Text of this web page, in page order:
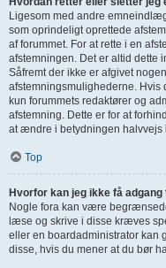
Ligesom med andre
som oprindeligt oprettede
af forummet. For at rette i en
afstemningen. Det er altid dette
Såfremt der ikke er afgivet
afstemningsmulighederne. Hvis
kun forummets redaktører og
afstemning. Dette er for at
at ændre i betydningen halvvejs
Top
Hvorfor kan jeg ikke få
Nogle fora kan være
læse og skrive i disse kræves
eller en boardadministrator kan
disse, hvis du mener at du bør